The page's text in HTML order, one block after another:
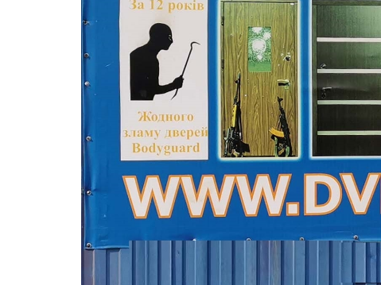
bulletproof doors made in Ukraine. Вхідні
двері Київ.
Бронедвері у приватний будинок,
бронедвері в квартиру. Цены на
бронедвери и замки.Бронедвери киев,
брони двери.
Как выбрать бронедвери, замки
18) Гарантія на злам бронедвері та замків.
Гарантия на взлом бронедвери. Взлом
двери и замка, защита от взлома. Burglary
protection doors
Оплата и доставка бронедвери.
Бронедвері 3 клас за ДСТУ 9312:2024,
Бронедвері 4 +клас за 1627,
антирейдерські двері
клас ДСТУ 9312:2024